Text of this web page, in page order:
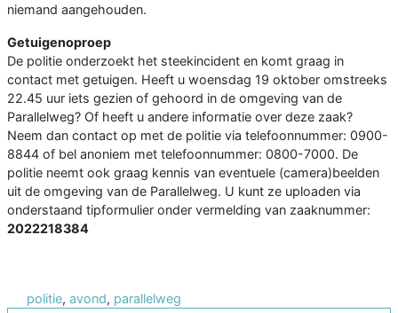
niemand aangehouden.
Getuigenoproep
De politie onderzoekt het steekincident en komt graag in
contact met getuigen. Heeft u woensdag 19 oktober omstreeks
22.45 uur iets gezien of gehoord in de omgeving van de
Parallelweg? Of heeft u andere informatie over deze zaak?
Neem dan contact op met de politie via telefoonnummer: 0900-
8844 of bel anoniem met telefoonnummer: 0800-7000. De
politie neemt ook graag kennis van eventuele (camera)beelden
uit de omgeving van de Parallelweg. U kunt ze uploaden via
onderstaand tipformulier onder vermelding van zaaknummer:
2022218384
politie, avond, parallelweg